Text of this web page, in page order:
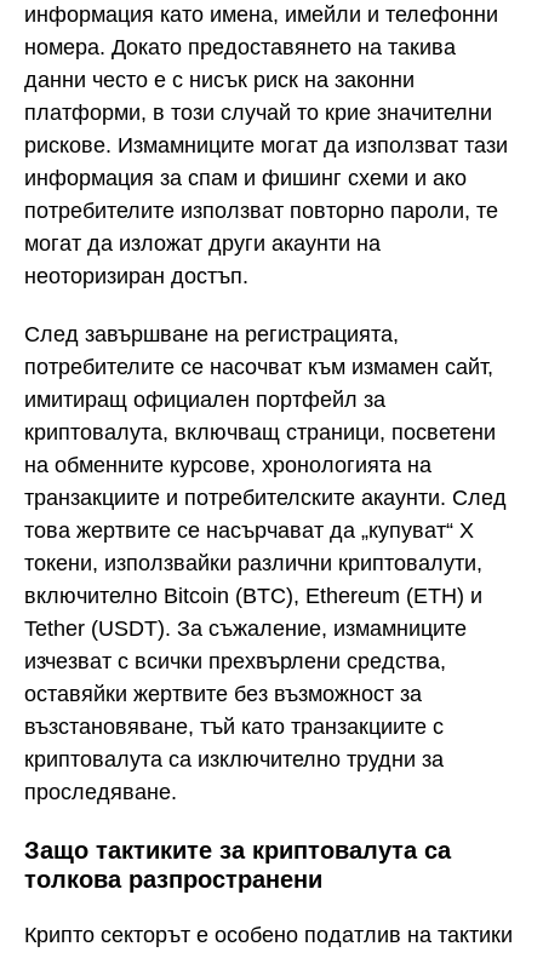
информация като имена, имейли и телефонни
номера. Докато предоставянето на такива
данни често е с нисък риск на законни
платформи, в този случай то крие значителни
рискове. Измамниците могат да използват тази
информация за спам и фишинг схеми и ако
потребителите използват повторно пароли, те
могат да изложат други акаунти на
неоторизиран достъп.
След завършване на регистрацията,
потребителите се насочват към измамен сайт,
имитиращ официален портфейл за
криптовалута, включващ страници, посветени
на обменните курсове, хронологията на
транзакциите и потребителските акаунти. След
това жертвите се насърчават да „купуват“ X
токени, използвайки различни криптовалути,
включително Bitcoin (BTC), Ethereum (ETH) и
Tether (USDT). За съжаление, измамниците
изчезват с всички прехвърлени средства,
оставяйки жертвите без възможност за
възстановяване, тъй като транзакциите с
криптовалута са изключително трудни за
проследяване.
Защо тактиките за криптовалута са
толкова разпространени
Крипто секторът е особено податлив на тактики